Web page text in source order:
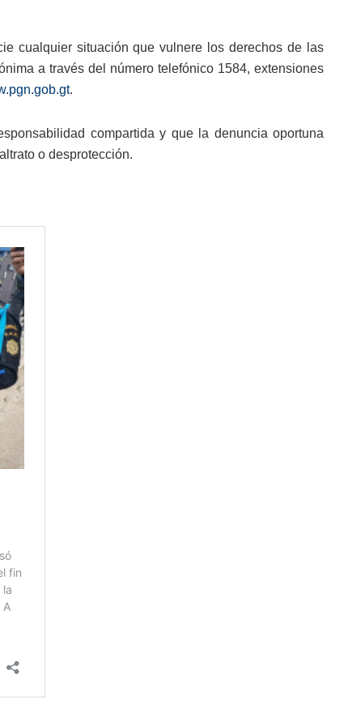
cualquier situación que vulnere los derechos de las
a través del número telefónico 1584, extensiones
.
compartida y que la denuncia oportuna
o desprotección.